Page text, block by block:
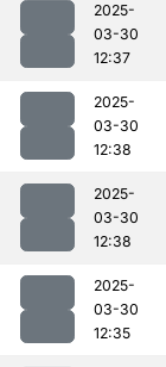
2025-
03-30
12:37
2025-
03-30
12:38
2025-
03-30
12:38
2025-
03-30
12:35